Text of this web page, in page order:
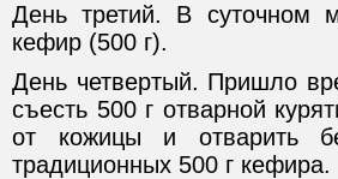
День третий. В суточном
кефир (500 г).
День четвертый. Пришло
съесть 500 г отварной
от кожицы и отварить
традиционных 500 г кефира.